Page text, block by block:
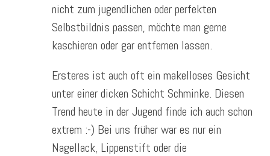
nicht zum jugendlichen oder perfekten
Selbstbildnis passen, möchte man gerne
kaschieren oder gar entfernen lassen.
Ersteres ist auch oft ein makelloses Gesicht
unter einer dicken Schicht Schminke. Diesen
Trend heute in der Jugend finde ich auch schon
extrem :-) Bei uns früher war es nur ein
Nagellack, Lippenstift oder die